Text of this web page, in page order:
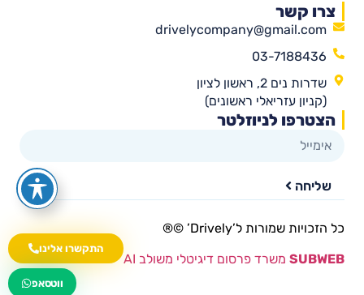
התקשרו אלינו
wa.me/535216644
ווטסאפ
צרו קשר
drivelycompany@gmail.com
03-7188436
שדרות נים 2, ראשון לציון
(קניון עזריאלי ראשונים)
הצטרפו לניוזלטר
שליחה
כל הזכויות שמורות ל’Drively’ ©®​
SUBWEB משרד פרסום דיגיטלי משולב AI